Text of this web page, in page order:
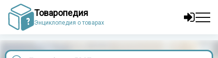
Товаропедия
Энциклопедия о товарах